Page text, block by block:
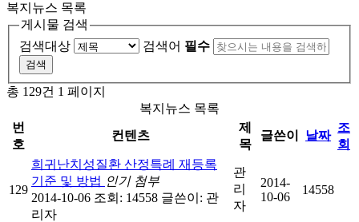
복지뉴스 목록
게시물 검색
검색대상
검색어 필수
총 129건 1 페이지
복지뉴스 목록
번
호
컨텐츠
제
목
글쓴이 날짜
조
회
129
희귀난치성질환 산정특례 재등록
기준 및 방법 인기 첨부
2014-10-06 조회: 14558 글쓴이: 관
리자
관
리
자
2014-
10-06
14558